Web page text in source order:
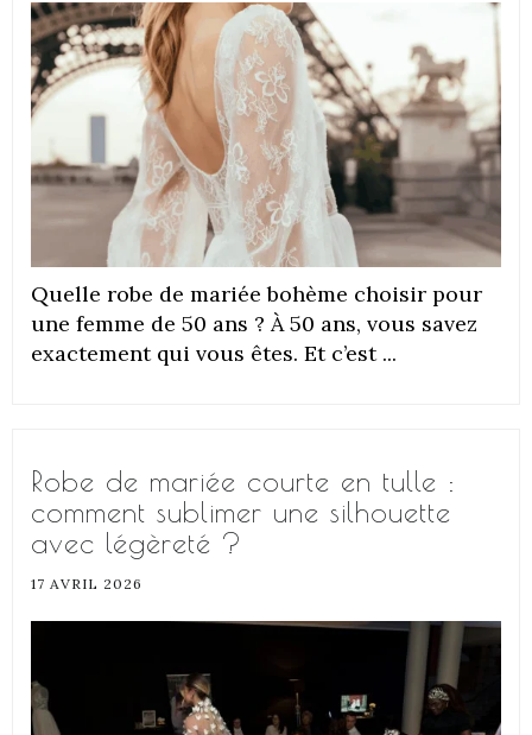
Quelle robe de mariée bohème choisir pour
une femme de 50 ans ? À 50 ans, vous savez
exactement qui vous êtes. Et c’est ...
Robe de mariée courte en tulle :
comment sublimer une silhouette
avec légèreté ?
17 AVRIL 2026